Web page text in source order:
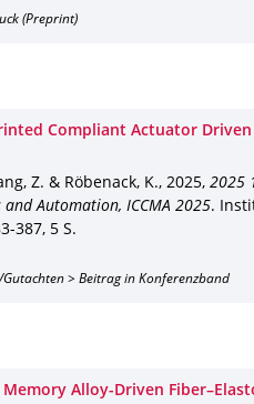
(Preprint)
Compliant Actuator
Z. & Röbenack, K., 2025, 2025
Automation, ICCMA 2025.
387, 5 S.
> Beitrag in Konferenzband
Alloy-Driven